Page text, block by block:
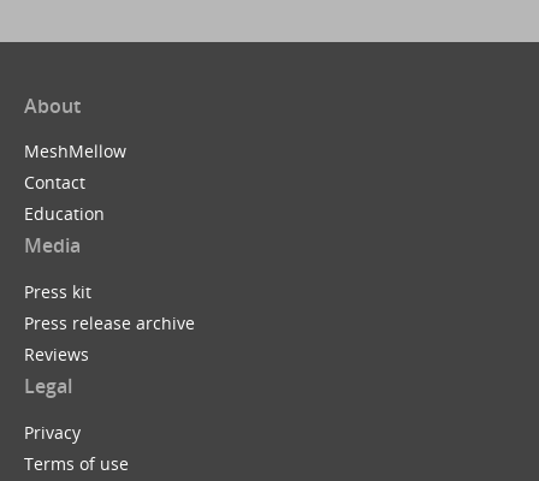
About
MeshMellow
Contact
Education
Media
Press kit
Press release archive
Reviews
Legal
Privacy
Terms of use